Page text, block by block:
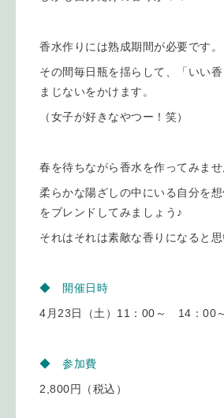
香水作りには熟成期間が必要です。
その間毎日瓶を揺らして、「いい
まじないをかけます。
（女子が好きなやつー！笑）
春を待ちながら香水を作ってみませ
柔らかな陽ざしの中にいる自分を
をブレンドしてみましょう♪
それはそれは素敵な香りになると思
◆ 開催日時
4月23日（土）11：00～ 14：00～
◆ 参加費
2,800円（税込）